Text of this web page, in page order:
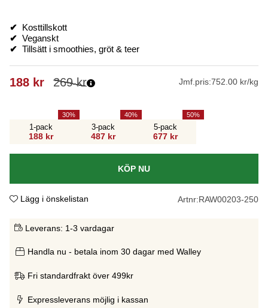
✔
Kosttillskott
✔ Veganskt
✔ Tillsätt i smoothies, gröt & teer
269kr
188 kr Jmf.pris:752.00 kr/kg
1-pack
188 kr
30
3-pack
487 kr
40
5-pack
677 kr
50
KÖP NU
Lägg i önskelistan Artnr:RAW00203-250
Leverans: 1-3 vardagar
Handla nu - betala inom 30 dagar med Walley
Fri standardfrakt över 499kr
Expressleverans möjlig i kassan